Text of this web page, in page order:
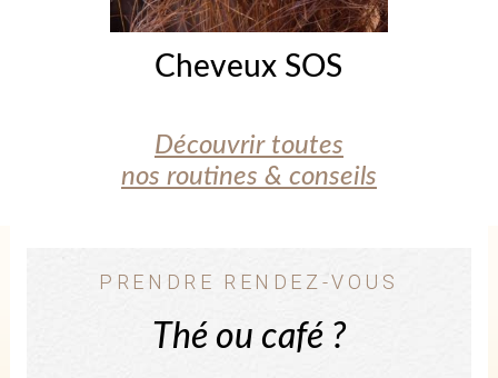
Cheveux SOS
Découvrir toutes
nos routines & conseils
PRENDRE RENDEZ-VOUS
Thé ou café ?